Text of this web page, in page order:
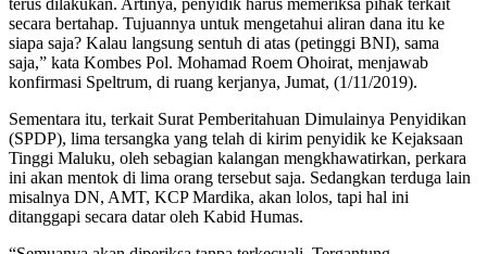
secara bertahap. Tujuannya untuk mengetahui aliran dana itu ke
siapa saja? Kalau langsung sentuh di atas (petinggi BNI), sama
saja,” kata Kombes Pol. Mohamad Roem Ohoirat, menjawab
konfirmasi Speltrum, di ruang kerjanya, Jumat, (1/11/2019).
Sementara itu, terkait Surat Pemberitahuan Dimulainya Penyidikan
(SPDP), lima tersangka yang telah di kirim penyidik ke Kejaksaan
Tinggi Maluku, oleh sebagian kalangan mengkhawatirkan, perkara
ini akan mentok di lima orang tersebut saja. Sedangkan terduga lain
misalnya DN, AMT, KCP Mardika, akan lolos, tapi hal ini
ditanggapi secara datar oleh Kabid Humas.